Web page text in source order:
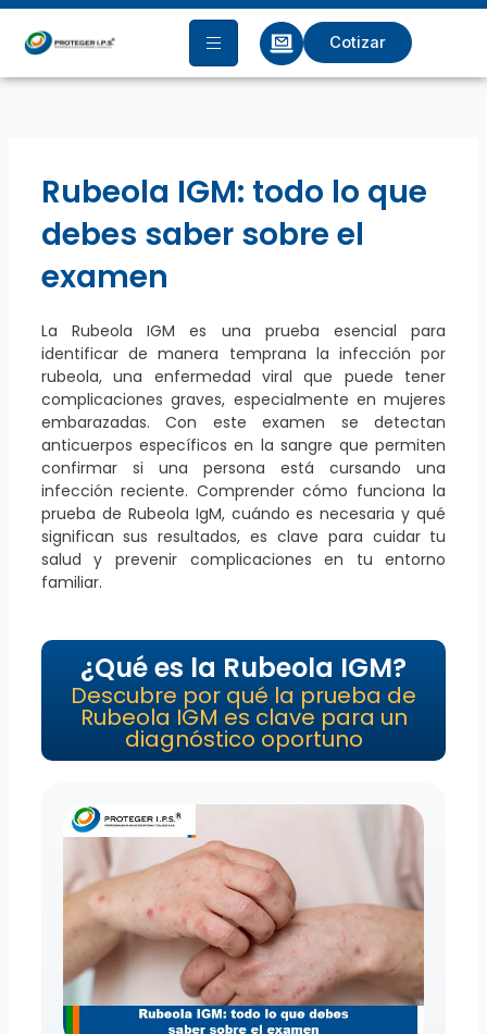
Ir
contenido
Cotizar
Rubeola IGM: todo lo que
debes saber sobre el
examen
La Rubeola IGM es una prueba esencial para
identificar de manera temprana la infección por
rubeola, una enfermedad viral que puede tener
complicaciones graves, especialmente en mujeres
embarazadas. Con este examen se detectan
anticuerpos específicos en la sangre que permiten
confirmar si una persona está cursando una
infección reciente. Comprender cómo funciona la
prueba de Rubeola IgM, cuándo es necesaria y qué
significan sus resultados, es clave para cuidar tu
salud y prevenir complicaciones en tu entorno
familiar.
¿Qué es la Rubeola IGM?
Descubre por qué la prueba de
Rubeola IGM es clave para un
diagnóstico oportuno